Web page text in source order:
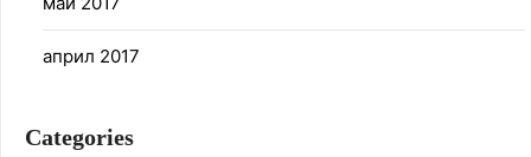
април 2017
Categories